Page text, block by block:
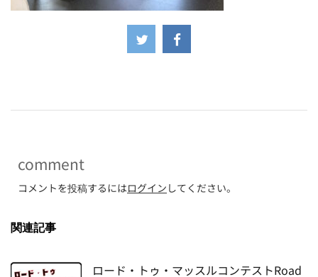
comment
コメントを投稿するにはログイン してください。
関連記事
ロード・トゥ・マッスルコンテストRoad